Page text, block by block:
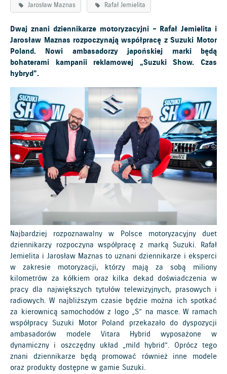
Jarosław Maznas Rafał Jemielita
Dwaj znani dziennikarze motoryzacyjni – Rafał Jemielita i
Jarosław Maznas rozpoczynają współpracę z Suzuki Motor
Poland. Nowi ambasadorzy japońskiej marki będą
bohaterami kampanii reklamowej „Suzuki Show. Czas
hybryd”.
Najbardziej rozpoznawalny w Polsce motoryzacyjny duet
dziennikarzy rozpoczyna współpracę z marką Suzuki. Rafał
Jemielita i Jarosław Maznas to uznani dziennikarze i eksperci
w zakresie motoryzacji, którzy mają za sobą miliony
kilometrów za kółkiem oraz kilka dekad doświadczenia w
pracy dla największych tytułów telewizyjnych, prasowych i
radiowych. W najbliższym czasie będzie można ich spotkać
za kierownicą samochodów z logo „S” na masce. W ramach
współpracy Suzuki Motor Poland przekazało do dyspozycji
ambasadorów modele Vitara Hybrid wyposażone w
dynamiczny i oszczędny układ „mild hybrid”. Oprócz tego
znani dziennikarze będą promować również inne modele
oraz produkty dostępne w gamie Suzuki.